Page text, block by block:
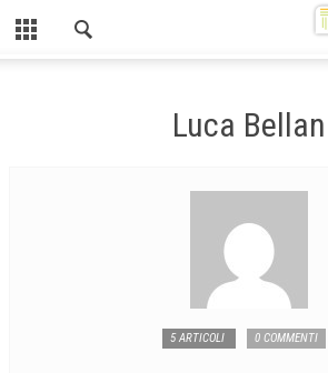
Luca Bellan
5 ARTICOLI 0 COMMENTI